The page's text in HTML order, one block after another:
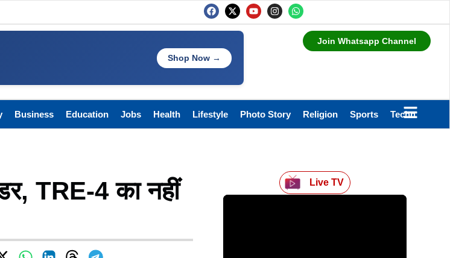
Shop Now →
Join Whatsapp Channel
Business Education Jobs Health Lifestyle Photo Story Religion Sports Technology
TRE-4 का नहीं
Live TV